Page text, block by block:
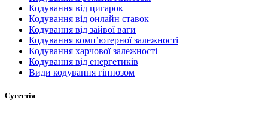
Кодування від цигарок
Кодування від онлайн ставок
Кодування від зайвої ваги
Кодування комп’ютерної залежності
Кодування харчової залежності
Кодування від енергетиків
Види кодування гіпнозом
Сугестія